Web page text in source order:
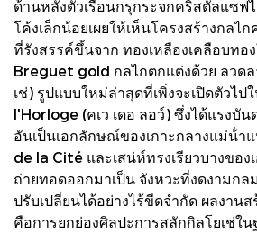
ด้านหลังตัวเรือนกรุกระจกคริสตัลแซฟ
โค้งเล็กน้อยเผยให้เห็นโครงสร้างกลไ
ที่รังสรรค์ขึ้นจาก ทองเหลืองเคลือบทอ
Breguet gold กลไกตกแต่งด้วย ลวด
เช่) รูปแบบใหม่ล่าสุดที่เพิ่งจะเปิดตัวไ
l'Horloge (คเว เดอ ลอว์) ซึ่งได้แรงบัน
อันเป็นเอกลักษณ์ของเกาะกลางแม่น้ํา
de la Cité และเสน่ห์ทรงเรียวบางของ
ถ่ายทอดออกมาเป็น จังหวะที่งดงามก
ปรับเปลี่ยนได้อย่างไร้ขีดจํากัด ผลงาน
คือการยกย่องศิลปะการสลักกิลโยเช่ใ